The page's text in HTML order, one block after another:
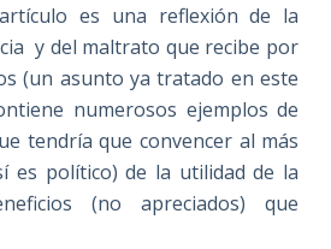
es una reflexión de la
y del maltrato que recibe por
(un asunto ya tratado en este
numerosos ejemplos de
tendría que convencer al más
es político) de la utilidad de la
(no apreciados) que